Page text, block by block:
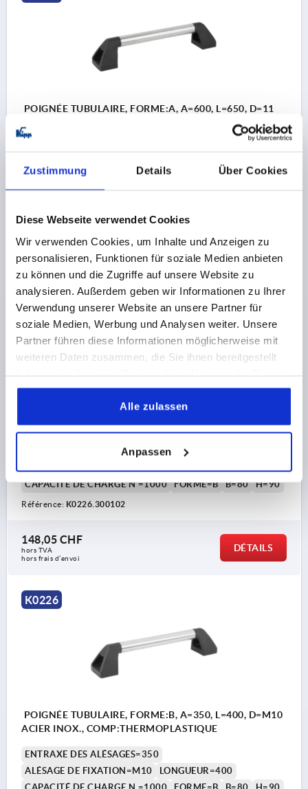
Zustimmung Details Über Cookies
Diese Webseite verwendet Cookies
Wir verwenden Cookies, um Inhalte und Anzeigen zu
personalisieren, Funktionen für soziale Medien anbieten
zu können und die Zugriffe auf unsere Website zu
analysieren. Außerdem geben wir Informationen zu Ihrer
Verwendung unserer Website an unsere Partner für
soziale Medien, Werbung und Analysen weiter. Unsere
Partner führen diese Informationen möglicherweise mit
weiteren Daten zusammen, die Sie ihnen bereitgestellt
gesammelt haben.
Alle zulassen
Anpassen
POIGNÉE TUBULAIRE, FORME:A, A=600, L=650, D=11
ALÉSAGE DE FIXATION=11
LONGUEUR=650
190,74 CHF
hors TVA
hors frais d’envoi
DÉTAILS
K0226
POIGNÉE TUBULAIRE, FORME:B, A=300, L=350, D=M10
ACIER INOX., COMP:THERMOPLASTIQUE
ENTRAXE DES ALÉSAGES=300
CAPACITÉ DE CHARGE N =1000
FORME=B B=80 H=90
Référence: K0226.300102
148,05 CHF
hors TVA
hors frais d’envoi
DÉTAILS
K0226
POIGNÉE TUBULAIRE, FORME:B, A=350, L=400, D=M10
ACIER INOX., COMP:THERMOPLASTIQUE
ENTRAXE DES ALÉSAGES=350
ALÉSAGE DE FIXATION=M10
LONGUEUR=400